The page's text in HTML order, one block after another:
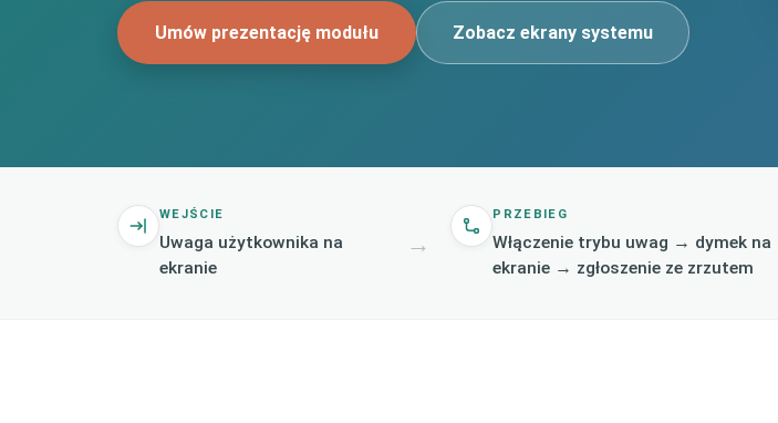
Umów prezentację modułu Zobacz ekrany systemu
WEJŚCIE
Uwaga użytkownika na
ekranie
→
PRZEBIEG
Włączenie trybu uwag → dymek na
ekranie → zgłoszenie ze zrzutem